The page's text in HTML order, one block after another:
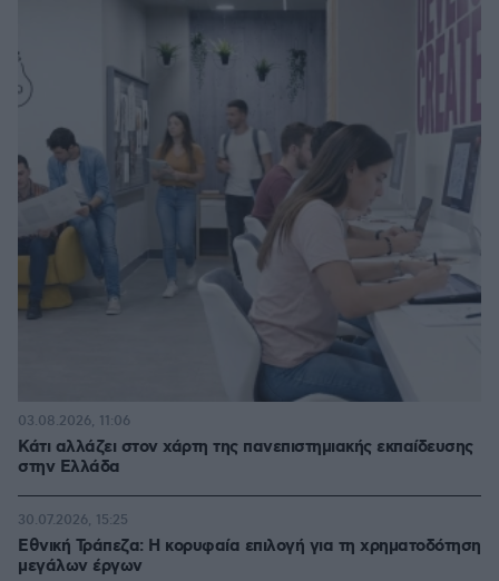
Κάτι αλλάζει στον χάρτη της πανεπιστημιακής εκπαίδευσης
στην Ελλάδα
03.08.2026, 11:06
Εθνική Τράπεζα: Η κορυφαία επιλογή για τη χρηματοδότηση
μεγάλων έργων
30.07.2026, 15:25